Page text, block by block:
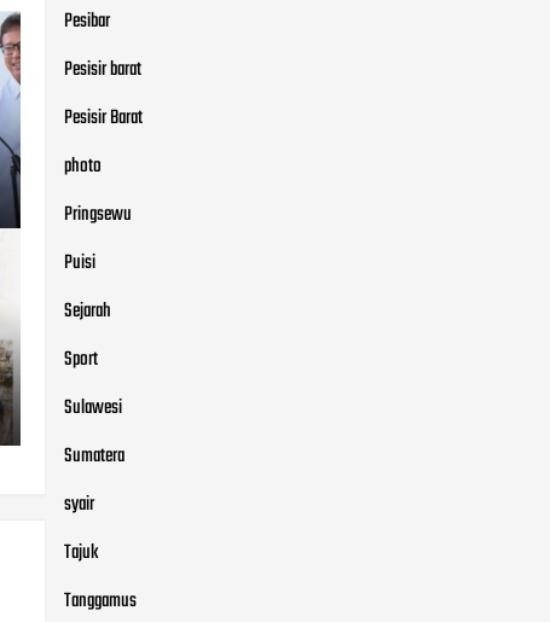
Pesibar
Pesisir barat
Pesisir Barat
photo
Pringsewu
Puisi
Sejarah
Sport
Sulawesi
Sumatera
syair
Tajuk
Tanggamus